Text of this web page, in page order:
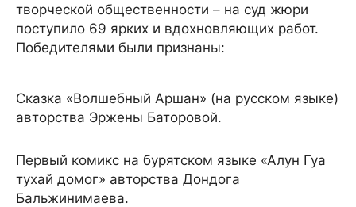
творческой общественности – на суд жюри
поступило 69 ярких и вдохновляющих работ.
Победителями были признаны:
Сказка «Волшебный Аршан» (на русском языке)
авторства Эржены Баторовой.
Первый комикс на бурятском языке «Алун Гуа
тухай домог» авторства Дондога
Бальжинимаева.